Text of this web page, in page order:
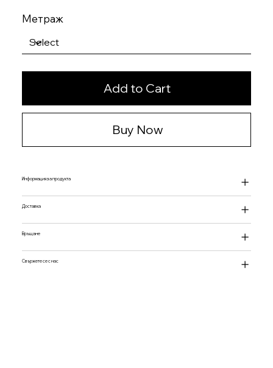
Метраж
Add to Cart
Buy Now
Информация за продукта
Доставка
Връщане
Свържете се с нас